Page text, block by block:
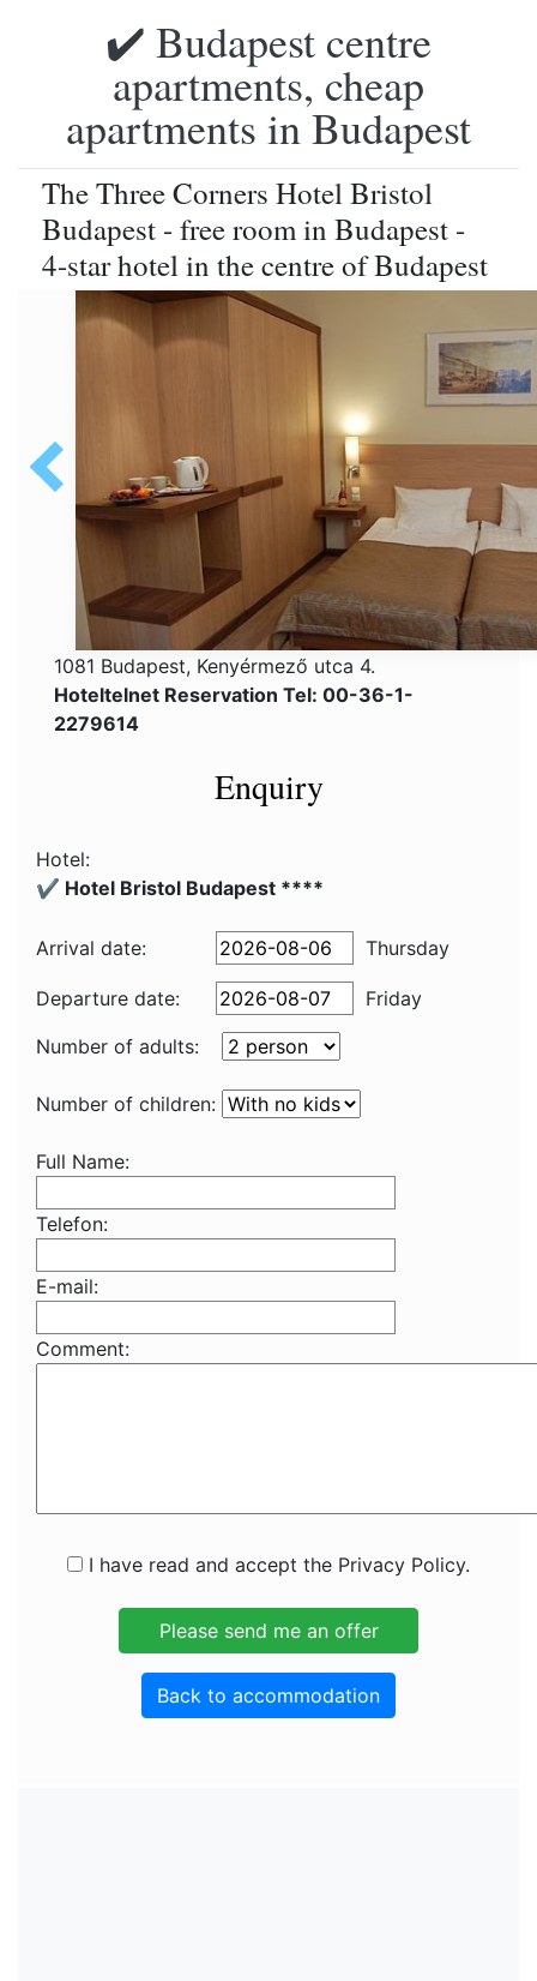
✔️ Budapest centre
apartments, cheap
apartments in Budapest
The Three Corners Hotel Bristol
Budapest - free room in Budapest -
4-star hotel in the centre of Budapest
1081 Budapest, Kenyérmező utca 4.
Hoteltelnet Reservation Tel: 00-36-1-
2279614
Enquiry
Hotel:
✔️ Hotel Bristol Budapest ****
Arrival date: Thursday
Departure date:
Friday
Number of adults:
Number of children:
Full Name:
Telefon:
E-mail:
Comment:
I have read and accept the Privacy Policy.
Back to accommodation